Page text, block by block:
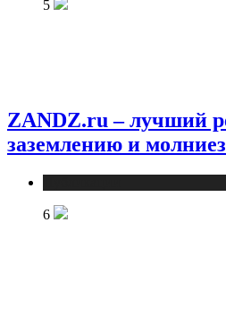
5
ZANDZ.ru – лучший
заземлению и
6